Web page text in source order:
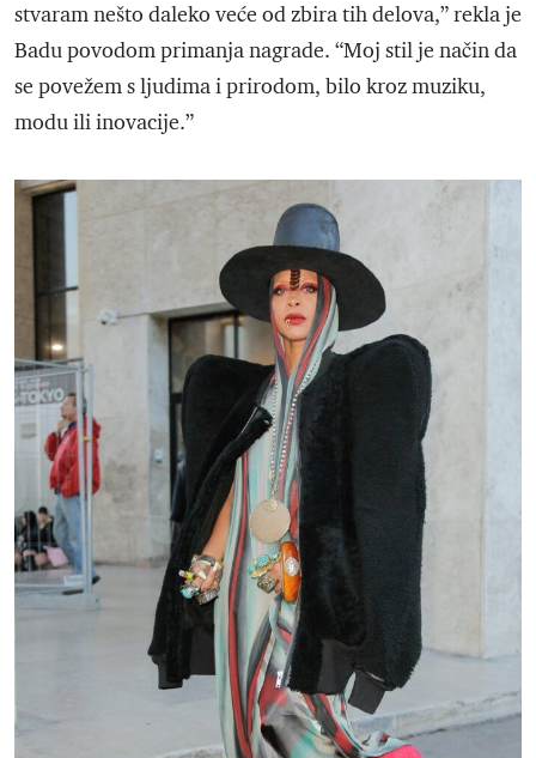
stvaram nešto daleko veće od zbira tih delova,” rekla je
Badu povodom primanja nagrade. “Moj stil je način da
se povežem s ljudima i prirodom, bilo kroz muziku,
modu ili inovacije.”